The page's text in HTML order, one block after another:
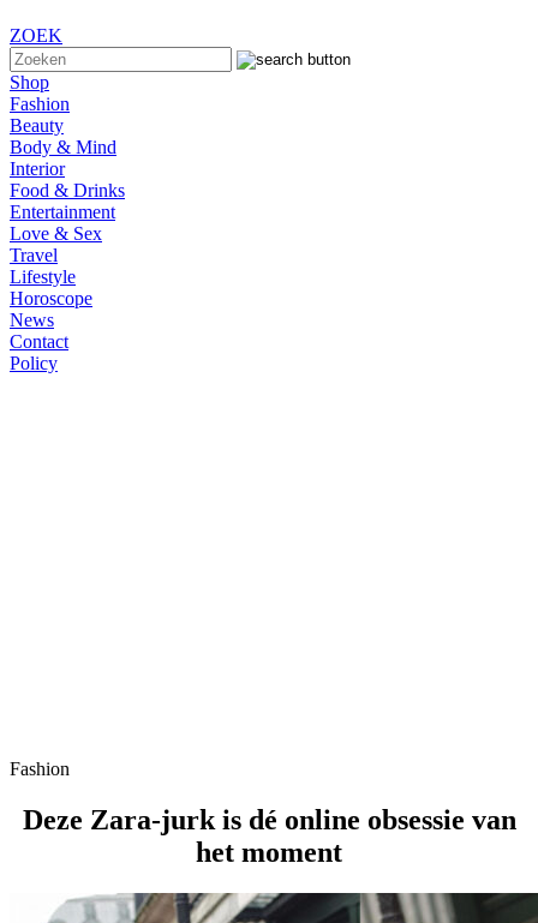
ZOEK
Shop
Fashion
Beauty
Body & Mind
Interior
Food & Drinks
Entertainment
Love & Sex
Travel
Lifestyle
Horoscope
News
Contact
Policy
Fashion
Deze Zara-jurk is dé online obsessie van
het moment